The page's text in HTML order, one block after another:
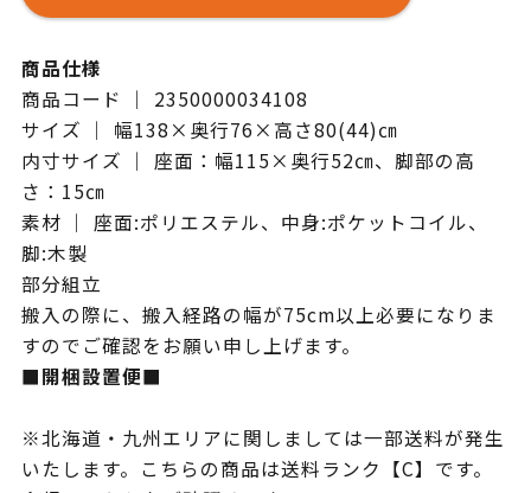
商品仕様
商品コード ｜ 2350000034108
サイズ ｜ 幅138×奥行76×高さ80(44)㎝
内寸サイズ ｜ 座面：幅115×奥行52㎝、脚部の高
さ：15㎝
素材 ｜ 座面:ポリエステル、中身:ポケットコイル、
脚:木製
部分組立
搬入の際に、搬入経路の幅が75cm以上必要になりま
すのでご確認をお願い申し上げます。
■開梱設置便■
※北海道・九州エリアに関しましては一部送料が発生
いたします。こちらの商品は送料ランク【C】です。